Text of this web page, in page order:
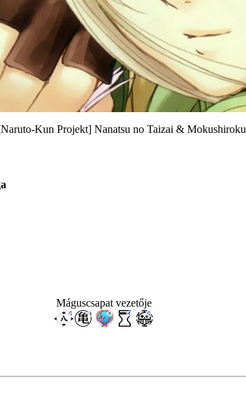
Kun Projekt] Nanatsu no Taizai &
Máguscsapat vezetője